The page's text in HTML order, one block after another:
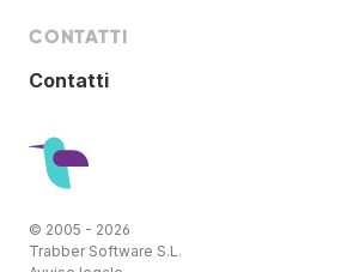
CONTATTI
Contatti
© 2005 - 2026
Trabber Software S.L.